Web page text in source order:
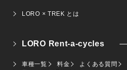
LORO × TREK とは
LORO Rent-a-cycles
車種一覧 料金 よくある質問